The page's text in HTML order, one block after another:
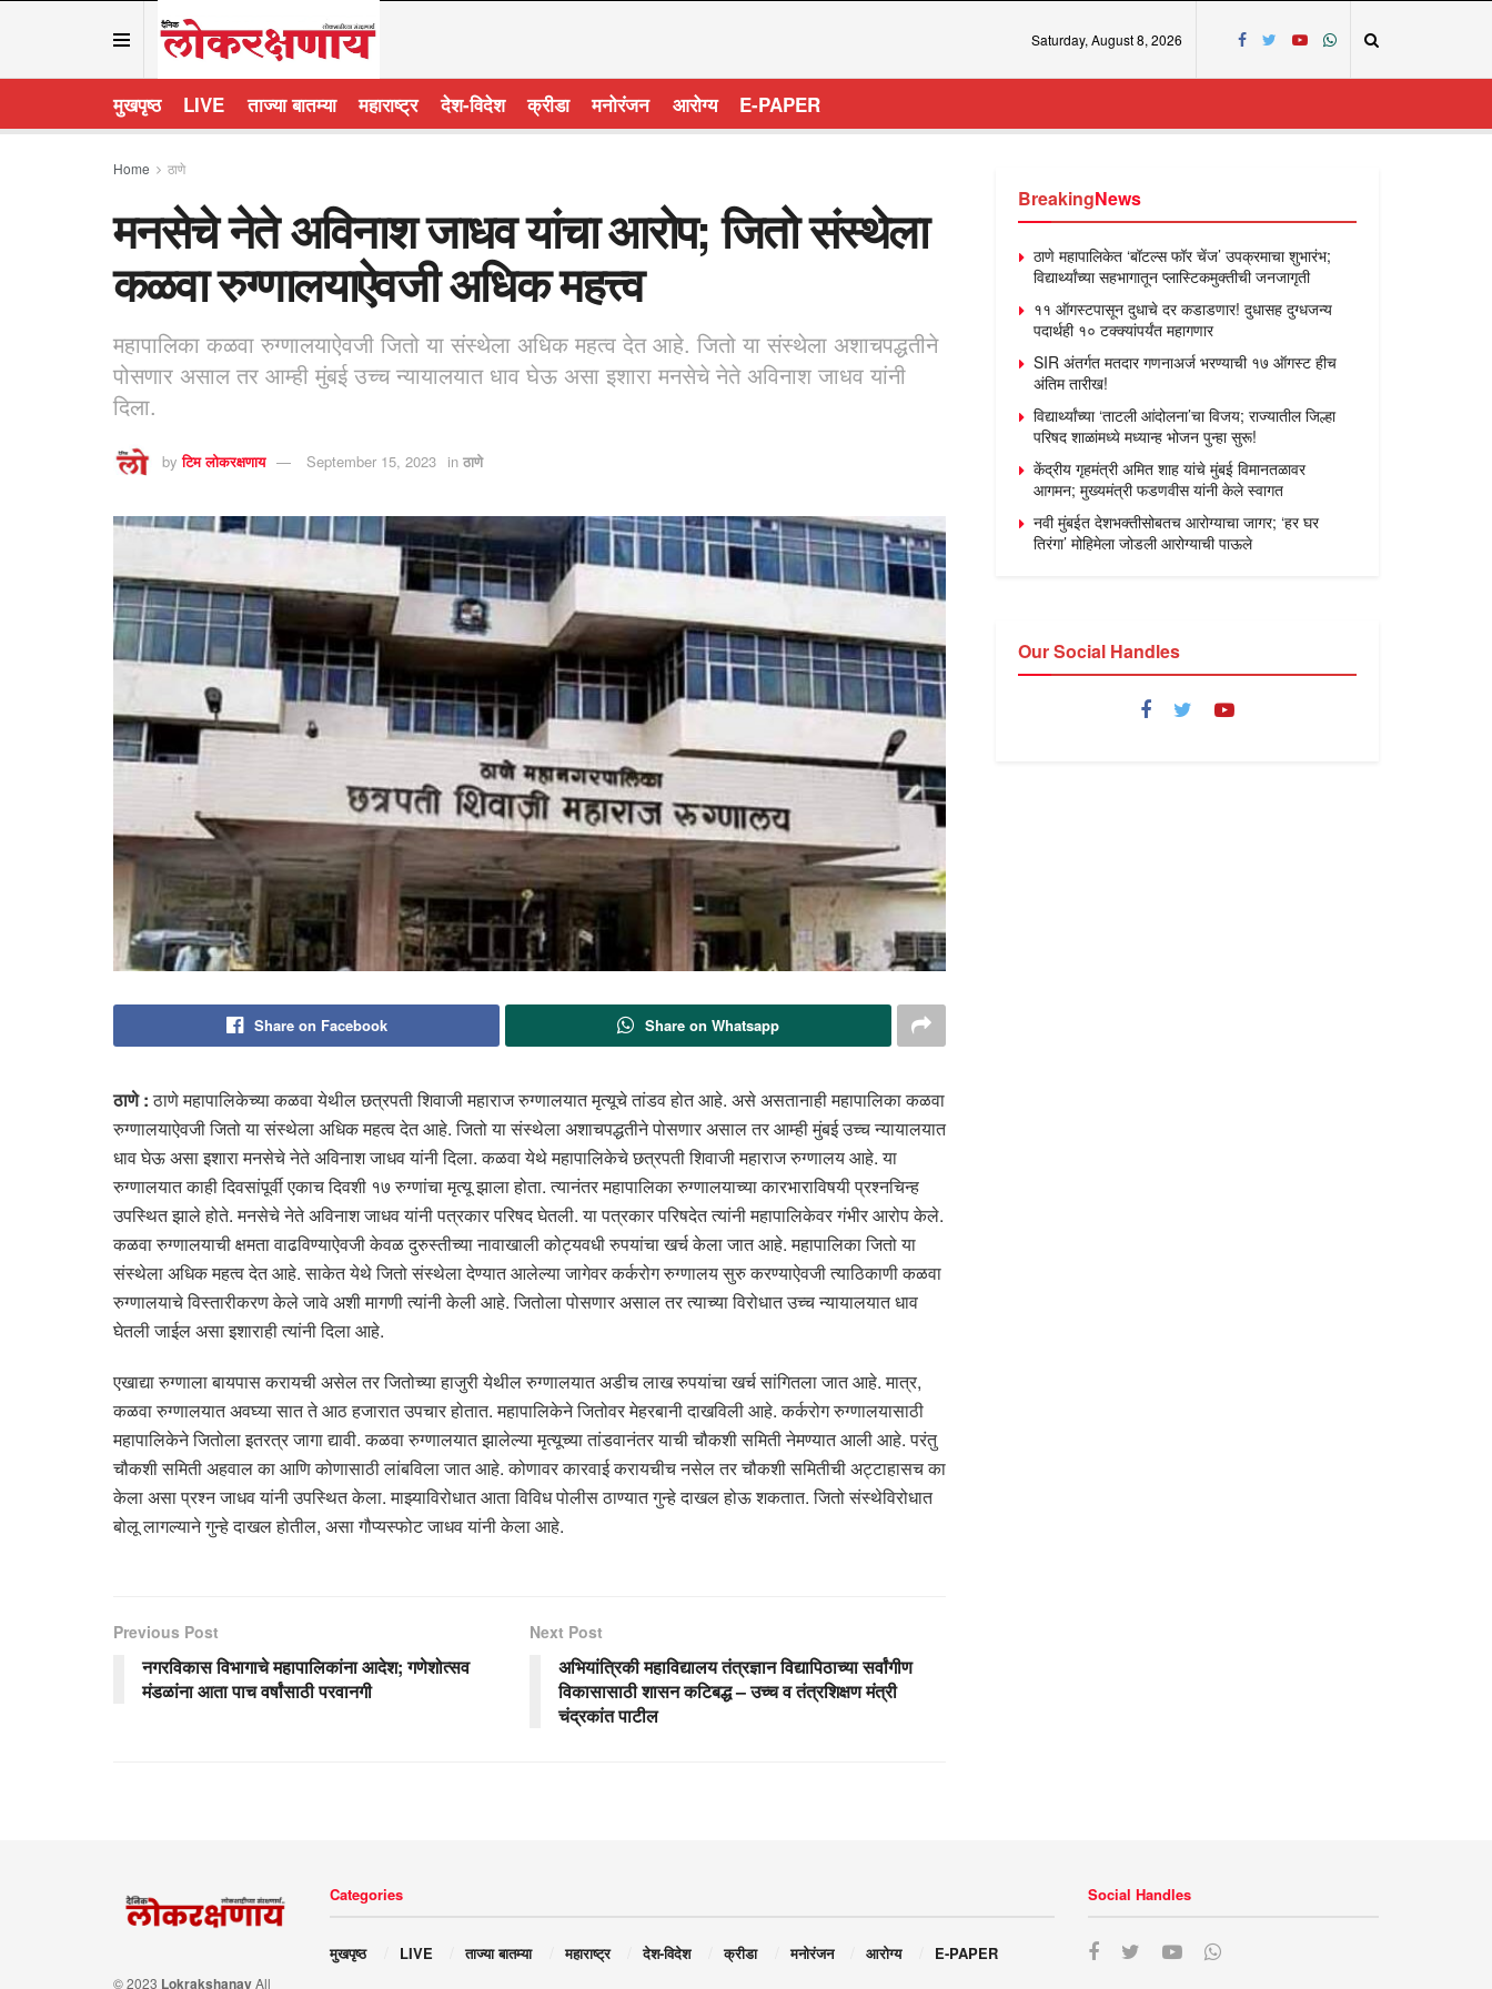
Saturday, August 8, 2026
मुखपृष्ठ LIVE ताज्या बातम्या महाराष्ट्र देश-विदेश क्रीडा मनोरंजन आरोग्य E-PAPER
Home ठाणे
मनसेचे नेते अविनाश जाधव यांचा आरोप; जितो संस्थेला
कळवा रुग्णालयाऐवजी अधिक महत्त्व
महापालिका कळवा रुग्णालयाऐवजी जितो या संस्थेला अधिक महत्व देत आहे. जितो या संस्थेला अशाचपद्धतीने
पोसणार असाल तर आम्ही मुंबई उच्च न्यायालयात धाव घेऊ असा इशारा मनसेचे नेते अविनाश जाधव यांनी
दिला.
by टिम लोकरक्षणाय September 15, 2023 in ठाणे
Share on Facebook Share on Whatsapp
ठाणे :ठाणे महापालिकेच्या कळवा येथील छत्रपती शिवाजी महाराज रुग्णालयात मृत्यूचे तांडव होत आहे. असे असतानाही महापालिका कळवा
रुग्णालयाऐवजी जितो या संस्थेला अधिक महत्व देत आहे. जितो या संस्थेला अशाचपद्धतीने पोसणार असाल तर आम्ही मुंबई उच्च न्यायालयात
धाव घेऊ असा इशारा मनसेचे नेते अविनाश जाधव यांनी दिला. कळवा येथे महापालिकेचे छत्रपती शिवाजी महाराज रुग्णालय आहे. या
रुग्णालयात काही दिवसांपूर्वी एकाच दिवशी १७ रुग्णांचा मृत्यू झाला होता. त्यानंतर महापालिका रुग्णालयाच्या कारभाराविषयी प्रश्नचिन्ह
उपस्थित झाले होते. मनसेचे नेते अविनाश जाधव यांनी पत्रकार परिषद घेतली. या पत्रकार परिषदेत त्यांनी महापालिकेवर गंभीर आरोप केले.
कळवा रुग्णालयाची क्षमता वाढविण्याऐवजी केवळ दुरुस्तीच्या नावाखाली कोट्यवधी रुपयांचा खर्च केला जात आहे. महापालिका जितो या
संस्थेला अधिक महत्व देत आहे. साकेत येथे जितो संस्थेला देण्यात आलेल्या जागेवर कर्करोग रुग्णालय सुरु करण्याऐवजी त्याठिकाणी कळवा
रुग्णालयाचे विस्तारीकरण केले जावे अशी मागणी त्यांनी केली आहे. जितोला पोसणार असाल तर त्याच्या विरोधात उच्च न्यायालयात धाव
घेतली जाईल असा इशाराही त्यांनी दिला आहे.
एखाद्या रुग्णाला बायपास करायची असेल तर जितोच्या हाजुरी येथील रुग्णालयात अडीच लाख रुपयांचा खर्च सांगितला जात आहे. मात्र,
कळवा रुग्णालयात अवघ्या सात ते आठ हजारात उपचार होतात. महापालिकेने जितोवर मेहरबानी दाखविली आहे. कर्करोग रुग्णालयासाठी
महापालिकेने जितोला इतरत्र जागा द्यावी. कळवा रुग्णालयात झालेल्या मृत्यूच्या तांडवानंतर याची चौकशी समिती नेमण्यात आली आहे. परंतु
चौकशी समिती अहवाल का आणि कोणासाठी लांबविला जात आहे. कोणावर कारवाई करायचीच नसेल तर चौकशी समितीची अट्टाहासच का
केला असा प्रश्न जाधव यांनी उपस्थित केला. माझ्याविरोधात आता विविध पोलीस ठाण्यात गुन्हे दाखल होऊ शकतात. जितो संस्थेविरोधात
बोलू लागल्याने गुन्हे दाखल होतील, असा गौप्यस्फोट जाधव यांनी केला आहे.
Previous Post
नगरविकास विभागाचे महापालिकांना आदेश; गणेशोत्सव
मंडळांना आता पाच वर्षांसाठी परवानगी
Next Post
अभियांत्रिकी महाविद्यालय तंत्रज्ञान विद्यापिठाच्या सर्वांगीण
विकासासाठी शासन कटिबद्ध – उच्च व तंत्रशिक्षण मंत्री
चंद्रकांत पाटील
BreakingNews
ठाणे महापालिकेत ‘बॉटल्स फॉर चेंज’ उपक्रमाचा शुभारंभ;
विद्यार्थ्यांच्या सहभागातून प्लास्टिकमुक्तीची जनजागृती
११ ऑगस्टपासून दुधाचे दर कडाडणार! दुधासह दुग्धजन्य
पदार्थही १० टक्क्यांपर्यंत महागणार
SIR अंतर्गत मतदार गणनाअर्ज भरण्याची १७ ऑगस्ट हीच
अंतिम तारीख!
विद्यार्थ्यांच्या ‘ताटली आंदोलना’चा विजय; राज्यातील जिल्हा
परिषद शाळांमध्ये मध्यान्ह भोजन पुन्हा सुरू!
केंद्रीय गृहमंत्री अमित शाह यांचे मुंबई विमानतळावर
आगमन; मुख्यमंत्री फडणवीस यांनी केले स्वागत
नवी मुंबईत देशभक्तीसोबतच आरोग्याचा जागर; ‘हर घर
तिरंगा’ मोहिमेला जोडली आरोग्याची पाऊले
Our Social Handles
© 2023 LokrakshanayAll
Categories
मुखपृष्ठ LIVE ताज्या बातम्या महाराष्ट्र देश-विदेश क्रीडा मनोरंजन आरोग्य E-PAPER
Social Handles